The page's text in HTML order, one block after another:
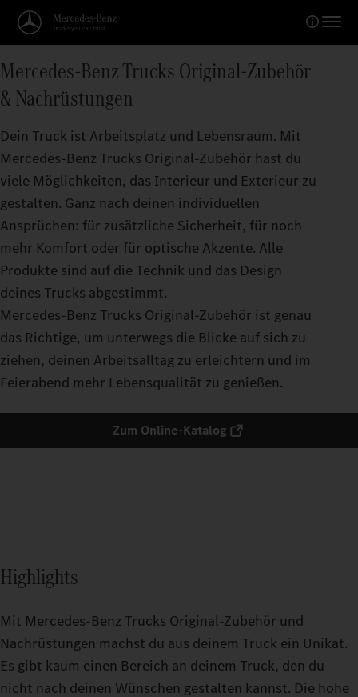
Mercedes‑Benz Trucks Original-Zubehör
& Nachrüstungen
Dein Truck ist Arbeitsplatz und Lebensraum. Mit
Mercedes‑Benz Trucks Original‑Zubehör hast du
viele Möglichkeiten, das Interieur und Exterieur zu
gestalten. Ganz nach deinen individuellen
Ansprüchen: für zusätzliche Sicherheit, für noch
mehr Komfort oder für optische Akzente. Alle
Produkte sind auf die Technik und das Design
deines Trucks abgestimmt.
Mercedes‑Benz Trucks Original-Zubehör ist genau
das Richtige, um unterwegs die Blicke auf sich zu
ziehen, deinen Arbeitsalltag zu erleichtern und im
Feierabend mehr Lebensqualität zu genießen.
Zum Online-Katalog
Highlights
Mit Mercedes-Benz Trucks Original-Zubehör und
Nachrüstungen machst du aus deinem Truck ein Unikat.
Es gibt kaum einen Bereich an deinem Truck, den du
nicht nach deinen Wünschen gestalten kannst. Die hohe